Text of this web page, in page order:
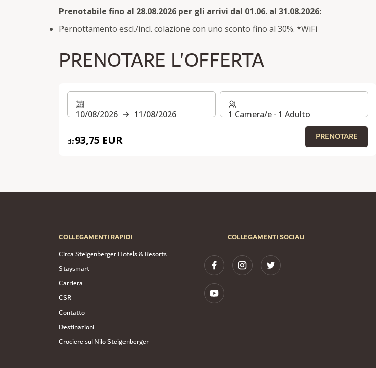
Prenotabile fino al 28.08.2026 per gli arrivi dal 01.06. al 31.08.2026:
Pernottamento escl./incl. colazione con uno sconto fino al 30%. *WiFi
PRENOTARE L'OFFERTA
10/08/2026 11/08/2026
da93,75 EUR
1 Camera/e ⋅ 1 Adulto
PRENOTARE
COLLEGAMENTI RAPIDI
Circa Steigenberger Hotels & Resorts
Staysmart
Carriera
CSR
Contatto
Destinazioni
Crociere sul Nilo Steigenberger
COLLEGAMENTI SOCIALI